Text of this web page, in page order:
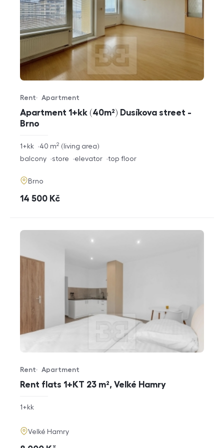
Apartment 1+kk (40m²) Dusíkova street -
Brno
Offer type
Rent
Property type
Apartment
rozměry
1+kk living area
40 m2
funkce
balcony store elevator top floor
adresa
Brno
cena
14 500 Kč
Rent flats 1+KT 23 m², Velké Hamry
Offer type
Rent
Property type
Apartment
rozměry
1+kk
adresa
Velké Hamry